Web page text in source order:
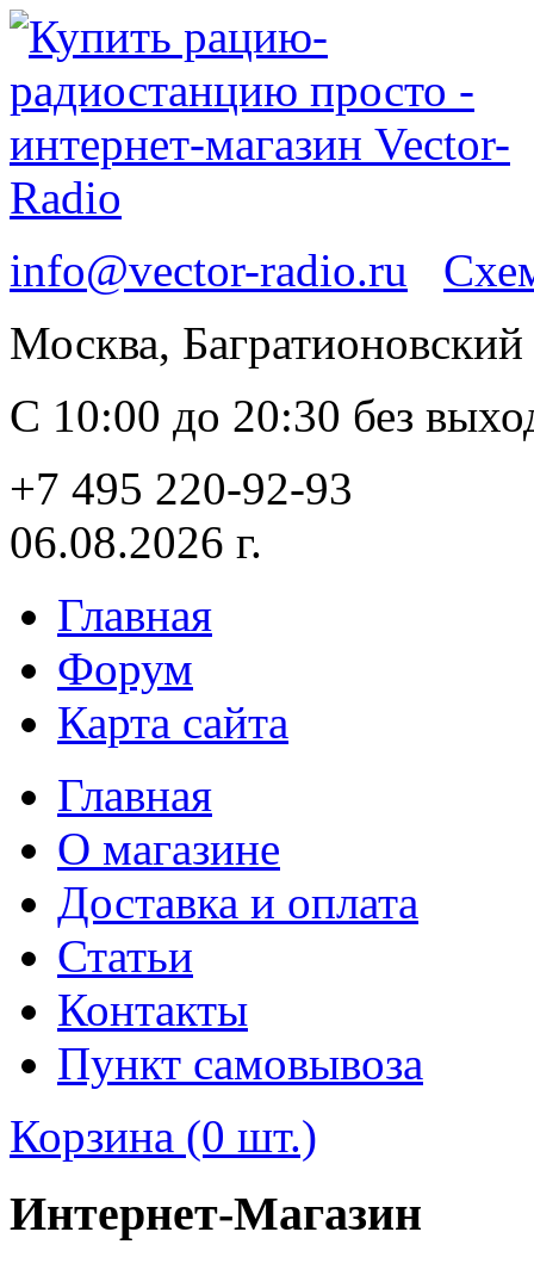
info@vector-radio.ru
Москва,
С 10:00 до 20:30 без
+7 495 220-92-93
06.08.2026 г.
Главная
Форум
Карта сайта
Главная
О магазине
Доставка и оплата
Статьи
Контакты
Пункт самовывоза
Корзина (0 шт.)
Интернет-Магазин